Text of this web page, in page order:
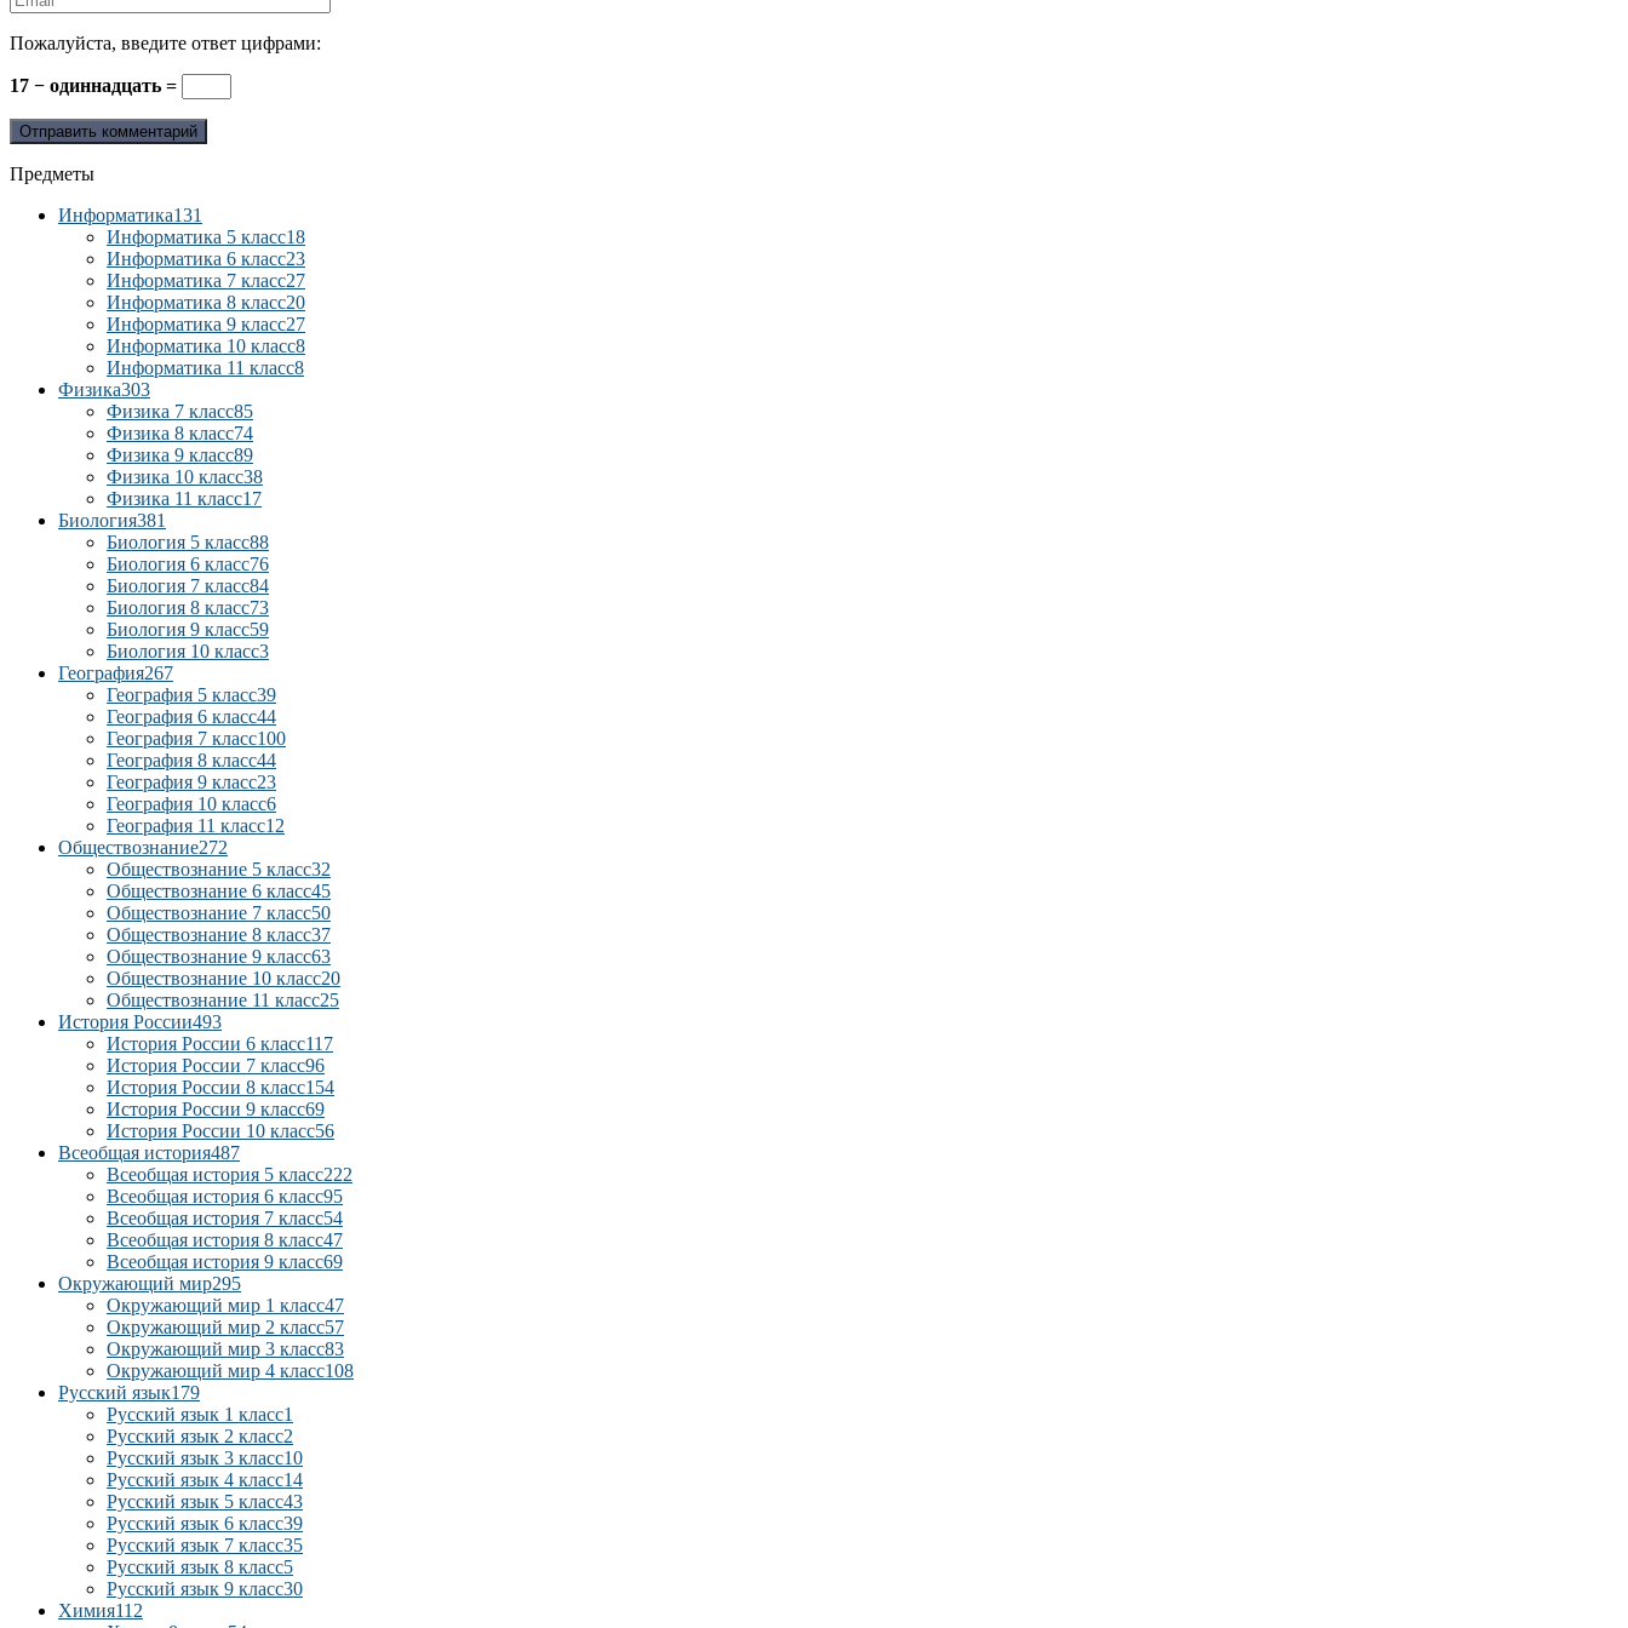
Пожалуйста, введите ответ цифрами:
17 − одиннадцать =
Предметы
Информатика131
Информатика 5 класс18
Информатика 6 класс23
Информатика 7 класс27
Информатика 8 класс20
Информатика 9 класс27
Информатика 10 класс8
Информатика 11 класс8
Физика303
Физика 7 класс85
Физика 8 класс74
Физика 9 класс89
Физика 10 класс38
Физика 11 класс17
Биология381
Биология 5 класс88
Биология 6 класс76
Биология 7 класс84
Биология 8 класс73
Биология 9 класс59
Биология 10 класс3
География267
География 5 класс39
География 6 класс44
География 7 класс100
География 8 класс44
География 9 класс23
География 10 класс6
География 11 класс12
Обществознание272
Обществознание 5 класс32
Обществознание 6 класс45
Обществознание 7 класс50
Обществознание 8 класс37
Обществознание 9 класс63
Обществознание 10 класс20
Обществознание 11 класс25
История России493
История России 6 класс117
История России 7 класс96
История России 8 класс154
История России 9 класс69
История России 10 класс56
Всеобщая история487
Всеобщая история 5 класс222
Всеобщая история 6 класс95
Всеобщая история 7 класс54
Всеобщая история 8 класс47
Всеобщая история 9 класс69
Окружающий мир295
Окружающий мир 1 класс47
Окружающий мир 2 класс57
Окружающий мир 3 класс83
Окружающий мир 4 класс108
Русский язык179
Русский язык 1 класс1
Русский язык 2 класс2
Русский язык 3 класс10
Русский язык 4 класс14
Русский язык 5 класс43
Русский язык 6 класс39
Русский язык 7 класс35
Русский язык 8 класс5
Русский язык 9 класс30
Химия112